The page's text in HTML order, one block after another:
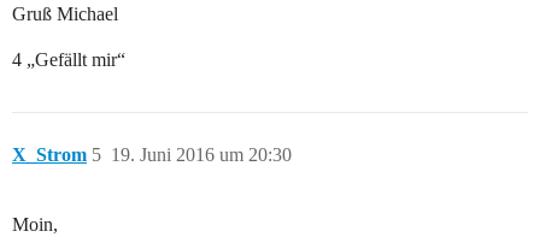
Gruß Michael
4 „Gefällt mir“
X_Strom 19. Juni 2016 um 20:30
5
Moin,